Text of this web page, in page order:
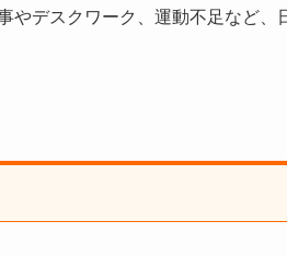
やデスクワーク、運動不足など